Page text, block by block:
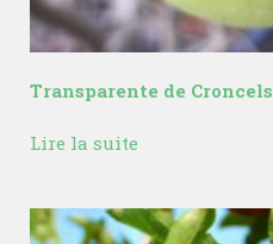
Transparente de Croncels
Lire la suite